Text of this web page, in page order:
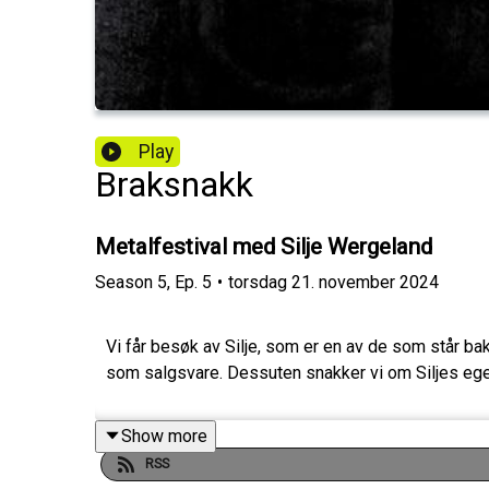
Play
Braksnakk
Metalfestival med Silje Wergeland
Season 5, Ep. 5 • torsdag 21. november 2024
Vi får besøk av Silje, som er en av de som står
som salgsvare. Dessuten snakker vi om Siljes
Show more
RSS